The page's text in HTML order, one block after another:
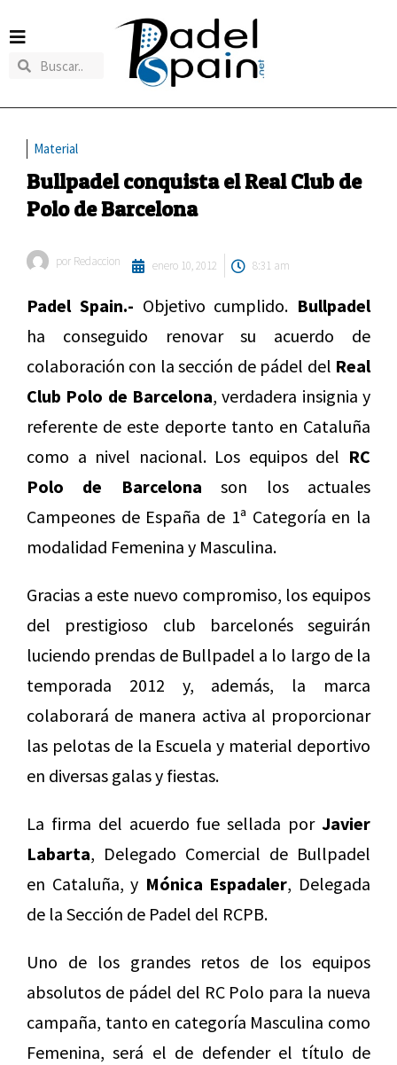
Material
Bullpadel conquista el Real Club de
Polo de Barcelona
por Redaccion enero 10, 2012 8:31 am
Padel Spain.- Objetivo cumplido. Bullpadel
ha conseguido renovar su acuerdo de
colaboración con la sección de pádel del Real
Club Polo de Barcelona, verdadera insignia y
referente de este deporte tanto en Cataluña
como a nivel nacional. Los equipos del RC
Polo de Barcelona son los actuales
Campeones de España de 1ª Categoría en la
modalidad Femenina y Masculina.
Gracias a este nuevo compromiso, los equipos
del prestigioso club barcelonés seguirán
luciendo prendas de Bullpadel a lo largo de la
temporada 2012 y, además, la marca
colaborará de manera activa al proporcionar
las pelotas de la Escuela y material deportivo
en diversas galas y fiestas.
La firma del acuerdo fue sellada por Javier
Labarta, Delegado Comercial de Bullpadel
en Cataluña, y Mónica Espadaler, Delegada
de la Sección de Padel del RCPB.
Uno de los grandes retos de los equipos
absolutos de pádel del RC Polo para la nueva
campaña, tanto en categoría Masculina como
Femenina, será el de defender el título de